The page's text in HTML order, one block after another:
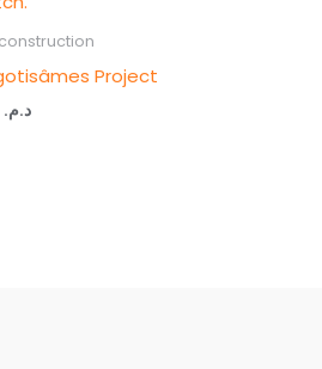
Project
د.م.